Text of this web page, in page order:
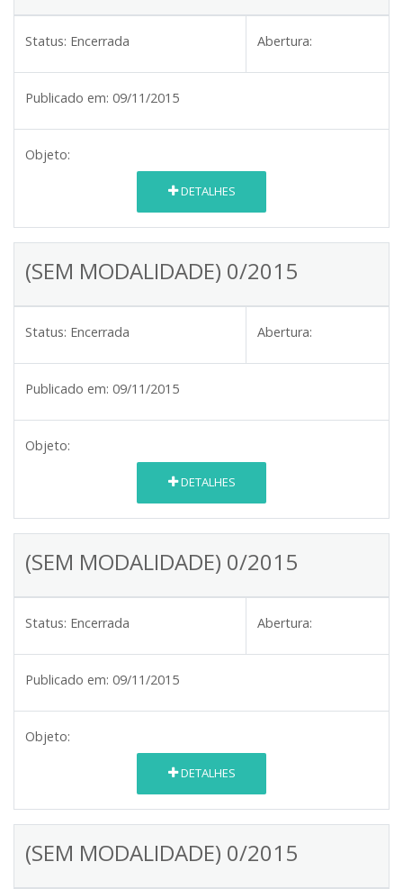
Status: Encerrada Abertura:
Publicado em: 09/11/2015
Objeto:
DETALHES
(SEM MODALIDADE) 0/2015
Status: Encerrada Abertura:
Publicado em: 09/11/2015
Objeto:
DETALHES
(SEM MODALIDADE) 0/2015
Status: Encerrada Abertura:
Publicado em: 09/11/2015
Objeto:
DETALHES
(SEM MODALIDADE) 0/2015